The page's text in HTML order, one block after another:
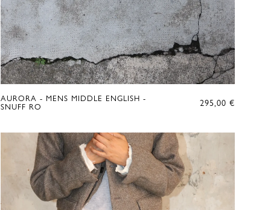
AURORA - MENS MIDDLE ENGLISH -
SNUFF RO 295,00 €